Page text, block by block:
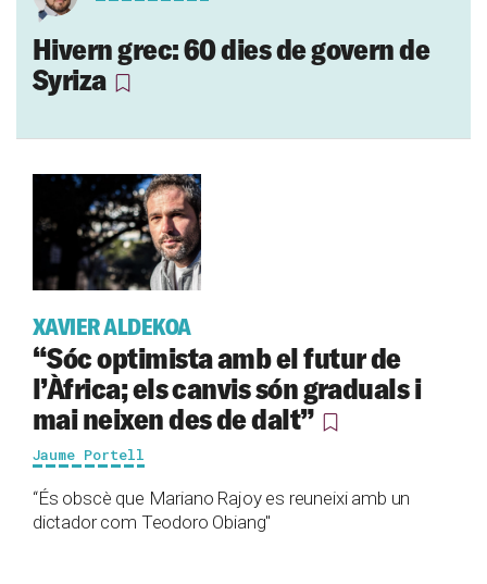
Hivern grec: 60 dies de govern de
Syriza
XAVIER ALDEKOA
“Sóc optimista amb el futur de
l’Àfrica; els canvis són graduals i
mai neixen des de dalt”
Jaume Portell
“És obscè que Mariano Rajoy es reuneixi amb un
dictador com Teodoro Obiang"